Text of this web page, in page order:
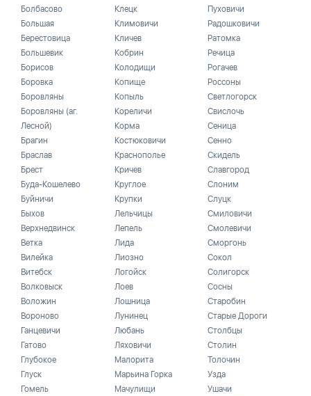
Болбасово
Большая
Берестовица
Большевик
Борисов
Боровка
Боровляны
Боровляны (аг.
Лесной)
Брагин
Браслав
Брест
Буда-Кошелево
Буйничи
Быхов
Верхнедвинск
Ветка
Вилейка
Витебск
Волковыск
Воложин
Вороново
Ганцевичи
Гатово
Глубокое
Глуск
Гомель
Клецк
Климовичи
Кличев
Кобрин
Колодищи
Копище
Копыль
Кореличи
Корма
Костюковичи
Краснополье
Кричев
Круглое
Крупки
Лельчицы
Лепель
Лида
Лиозно
Логойск
Лоев
Лошница
Лунинец
Любань
Ляховичи
Малорита
Марьина Горка
Мачулищи
Пуховичи
Радошковичи
Ратомка
Речица
Рогачев
Россоны
Светлогорск
Свислочь
Сеница
Сенно
Скидель
Славгород
Слоним
Слуцк
Смиловичи
Смолевичи
Сморгонь
Сокол
Солигорск
Сосны
Старобин
Старые Дороги
Столбцы
Столин
Толочин
Узда
Ушачи